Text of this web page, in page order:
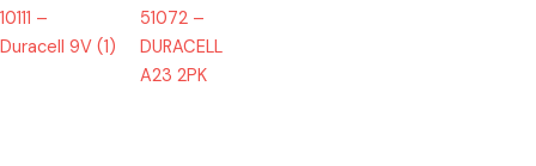
10111 –
Duracell 9V (1)
51072 –
DURACELL
A23 2PK